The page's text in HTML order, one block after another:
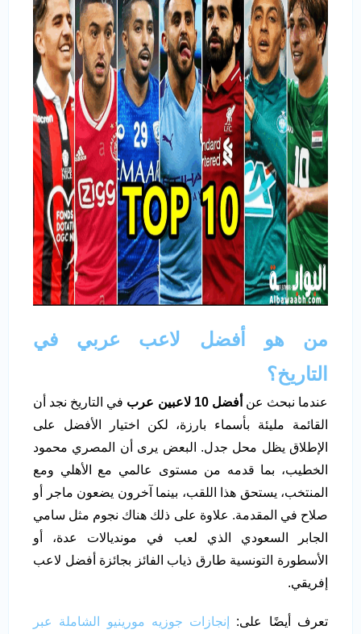
من هو أفضل لاعب عربي في
التاريخ؟
عندما نبحث عن أفضل 10 لاعبين عرب
في التاريخ نجد أن
القائمة مليئة بأسماء بارزة، لكن اختيار الأفضل على
الإطلاق يظل محل جدل. البعض يرى أن المصري محمود
الخطيب، بما قدمه من مستوى عالمي مع الأهلي ومع
المنتخب، يستحق هذا اللقب، بينما آخرون يضعون ماجر أو
صلاح في المقدمة. علاوة على ذلك هناك نجوم مثل سامي
الجابر السعودي الذي لعب في مونديالات عدة، أو
الأسطورة التونسية طارق ذياب الفائز بجائزة أفضل لاعب
إفريقي.
تعرف أيضًا على: إنجازات جوزيه مورينيو الشاملة عبر